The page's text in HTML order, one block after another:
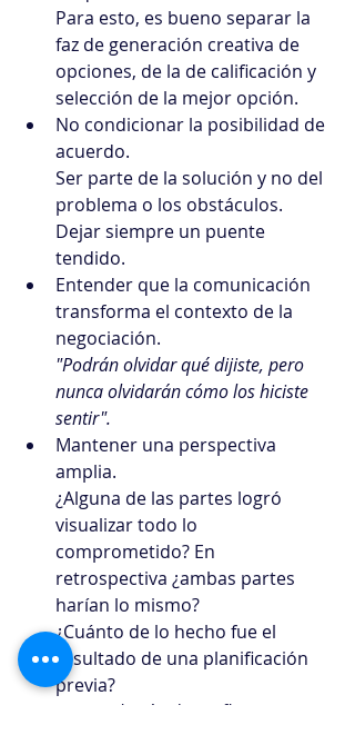
Para esto, es bueno separar la
faz de generación creativa de
opciones, de la de calificación y
selección de la mejor opción.
No condicionar la posibilidad de
acuerdo.
Ser parte de la solución y no del
problema o los obstáculos.
Dejar siempre un puente
tendido.
Entender que la comunicación
transforma el contexto de la
negociación.
"Podrán olvidar qué dijiste, pero
nunca olvidarán cómo los hiciste
sentir".
Mantener una perspectiva
amplia.
¿Alguna de las partes logró
visualizar todo lo
comprometido? En
retrospectiva ¿ambas partes
harían lo mismo?
¿Cuánto de lo hecho fue el
resultado de una planificación
previa?
“La resolución de conflictos rara